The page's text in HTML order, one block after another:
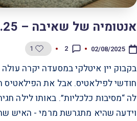
אנטומיה של שאיבה – 2.8.25
02/08/2025
2
1
בקבוק יין איטלקי במסעדה יקרה עולה
חודשי לפילאטיס. אבל את הפילאטיס
לה “מסיבות כלכליות”. באותו לילה
וידעה שהיא מתגרשת מרמי - האיש